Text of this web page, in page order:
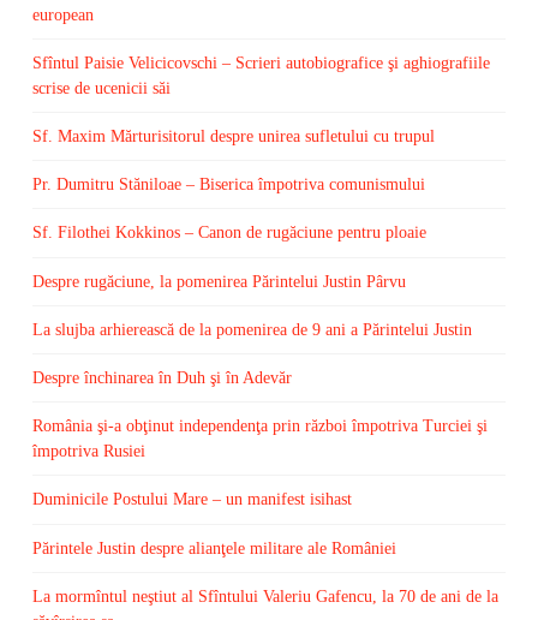
european
Sfîntul Paisie Velicicovschi – Scrieri autobiografice şi aghiografiile
scrise de ucenicii săi
Sf. Maxim Mărturisitorul despre unirea sufletului cu trupul
Pr. Dumitru Stăniloae – Biserica împotriva comunismului
Sf. Filothei Kokkinos – Canon de rugăciune pentru ploaie
Despre rugăciune, la pomenirea Părintelui Justin Pârvu
La slujba arhierească de la pomenirea de 9 ani a Părintelui Justin
Despre închinarea în Duh şi în Adevăr
România şi-a obţinut independenţa prin război împotriva Turciei şi
împotriva Rusiei
Duminicile Postului Mare – un manifest isihast
Părintele Justin despre alianţele militare ale României
La mormîntul neştiut al Sfîntului Valeriu Gafencu, la 70 de ani de la